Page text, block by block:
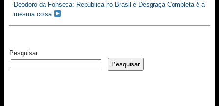
Deodoro da Fonseca: República no Brasil e Desgraça Completa é a
mesma coisa
Pesquisar
Pesquisar